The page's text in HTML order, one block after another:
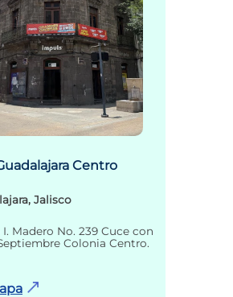
Centro
Jalisco
Madero No. 239 Cuce con
Colonia Centro.